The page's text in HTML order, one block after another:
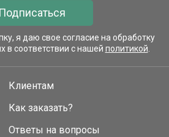
Подписаться
я даю свое согласие на обработку
в соответствии с нашей политикой
Клиентам
Как заказать?
Ответы на вопросы